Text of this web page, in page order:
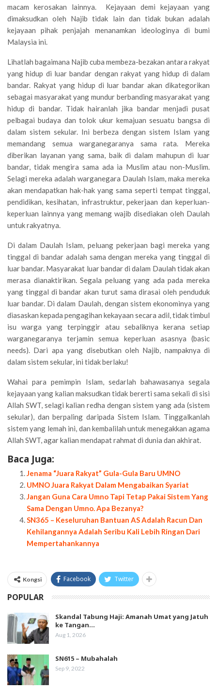
macam kerosakan lainnya. Kejayaan demi kejayaan yang
dimaksudkan oleh Najib tidak lain dan tidak bukan adalah
kejayaan pihak penjajah menanamkan ideologinya di bumi
Malaysia ini.
Lihatlah bagaimana Najib cuba membeza-bezakan antara rakyat
yang hidup di luar bandar dengan rakyat yang hidup di dalam
bandar. Rakyat yang hidup di luar bandar akan dikategorikan
sebagai masyarakat yang mundur berbanding masyarakat yang
hidup di bandar. Tidak hairanlah jika bandar menjadi pusat
pelbagai budaya dan tolok ukur kemajuan sesuatu bangsa di
dalam sistem sekular. Ini berbeza dengan sistem Islam yang
memandang semua warganegaranya sama rata. Mereka
diberikan layanan yang sama, baik di dalam mahupun di luar
bandar, tidak mengira sama ada ia Muslim atau non-Muslim.
Selagi mereka adalah warganegara Daulah Islam, maka mereka
akan mendapatkan hak-hak yang sama seperti tempat tinggal,
pendidikan, kesihatan, infrastruktur, pekerjaan dan keperluan-
keperluan lainnya yang memang wajib disediakan oleh Daulah
untuk rakyatnya.
Di dalam Daulah Islam, peluang pekerjaan bagi mereka yang
tinggal di bandar adalah sama dengan mereka yang tinggal di
luar bandar. Masyarakat luar bandar di dalam Daulah tidak akan
merasa dianaktirikan. Segala peluang yang ada pada mereka
yang tinggal di bandar akan turut sama dirasai oleh penduduk
luar bandar. Di dalam Daulah, dengan sistem ekonominya yang
diasaskan kepada pengagihan kekayaan secara adil, tidak timbul
isu warga yang terpinggir atau sebaliknya kerana setiap
warganegaranya terjamin semua keperluan asasnya (basic
needs). Dari apa yang disebutkan oleh Najib, nampaknya di
dalam sistem sekular, ini tidak berlaku!
Wahai para pemimpin Islam, sedarlah bahawasanya segala
kejayaan yang kalian maksudkan tidak bererti sama sekali di sisi
Allah SWT, selagi kalian redha dengan sistem yang ada (sistem
sekular), dan berpaling daripada Sistem Islam. Tinggalkanlah
sistem yang lemah ini, dan kembalilah untuk menegakkan agama
Allah SWT, agar kalian mendapat rahmat di dunia dan akhirat.
Baca Juga:
Jenama “Juara Rakyat” Gula-Gula Baru UMNO
UMNO Juara Rakyat Dalam Mengabaikan Syariat
Jangan Guna Cara Umno Tapi Tetap Pakai Sistem Yang
Sama Dengan Umno. Apa Bezanya?
SN365 – Keseluruhan Bantuan AS Adalah Racun Dan
Kehilangannya Adalah Seribu Kali Lebih Ringan Dari
Mempertahankannya
Kongsi Facebook Twitter
POPULAR
Skandal Tabung Haji: Amanah Umat yang Jatuh
ke Tangan…
Aug 1, 2026
SN615 – Mubahalah
Sep 9, 2022